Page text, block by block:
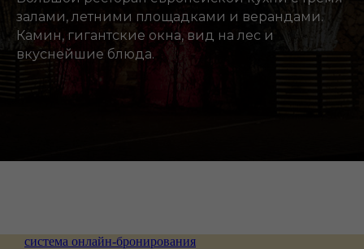
залами, летними площадками и верандами.
Камин, гигантские окна, вид на лес и
вкуснейшие блюда.
система онлайн-бронирования